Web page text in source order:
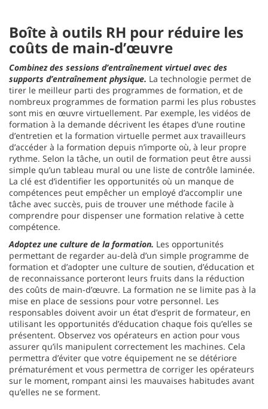
Boîte à outils RH pour réduire les
coûts de main-d’œuvre
Combinez des sessions d’entraînement virtuel avec des
supports d’entraînement physique. La technologie permet de
tirer le meilleur parti des programmes de formation, et de
nombreux programmes de formation parmi les plus robustes
sont mis en œuvre virtuellement. Par exemple, les vidéos de
formation à la demande décrivent les étapes d’une routine
d’entretien et la formation virtuelle permet aux travailleurs
d’accéder à la formation depuis n’importe où, à leur propre
rythme. Selon la tâche, un outil de formation peut être aussi
simple qu’un tableau mural ou une liste de contrôle laminée.
La clé est d’identifier les opportunités où un manque de
compétences peut empêcher un employé d’accomplir une
tâche avec succès, puis de trouver une méthode facile à
comprendre pour dispenser une formation relative à cette
compétence.
Adoptez une culture de la formation. Les opportunités
permettant de regarder au-delà d’un simple programme de
formation et d’adopter une culture de soutien, d’éducation et
de reconnaissance porteront leurs fruits dans la réduction
des coûts de main-d’œuvre. La formation ne se limite pas à la
mise en place de sessions pour votre personnel. Les
responsables doivent avoir un état d’esprit de formateur, en
utilisant les opportunités d’éducation chaque fois qu’elles se
présentent. Observez vos opérateurs en action pour vous
assurer qu’ils manipulent correctement les machines. Cela
permettra d’éviter que votre équipement ne se détériore
prématurément et vous permettra de corriger les opérateurs
sur le moment, rompant ainsi les mauvaises habitudes avant
qu’elles ne se forment.